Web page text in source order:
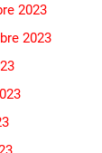
2023
2023